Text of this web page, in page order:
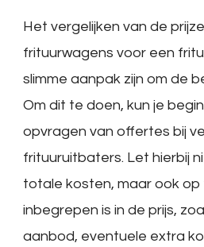
Het vergelijken van de
frituurwagens voor een
slimme aanpak zijn om de
Om dit te doen, kun je
opvragen van offertes bij
frituuruitbaters. Let hierbij
totale kosten, maar ook op
inbegrepen is in de prijs,
aanbod, eventuele extra